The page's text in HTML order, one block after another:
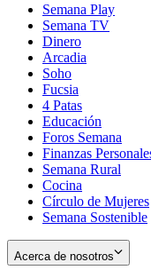
Semana Play
Semana TV
Dinero
Arcadia
Soho
in
new
window
Fucsia
in
new
window
4 Patas
Educación
Foros Semana
Finanzas
Semana Rural
Cocina
Círculo de Mujeres
Semana Sostenible
Acerca de nosotros